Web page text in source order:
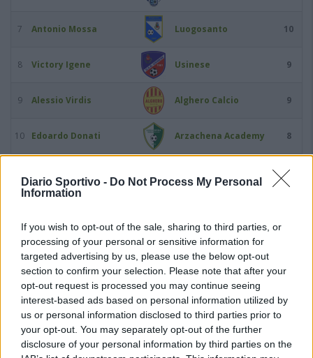
Diario Sportivo - Do Not Process My Personal
Information
If you wish to opt-out of the sale, sharing to third parties, or
processing of your personal or sensitive information for
targeted advertising by us, please use the below opt-out
section to confirm your selection. Please note that after your
opt-out request is processed you may continue seeing
interest-based ads based on personal information utilized by
us or personal information disclosed to third parties prior to
your opt-out. You may separately opt-out of the further
disclosure of your personal information by third parties on the
7 Antonio Mossa Luogosanto 10
8 Victory Igene Usinese 9
9 Alessio Virdis Alghero Calcio 9
10 Edoardo Donati Arzachena Academy 8
7
13 Gonzalo Gabriel Ferro Ozierese 1926
14 Predrag Radovanovic Coghinas Calcio
15 Claudio Fadda Bosa
16 Nino Marras Alghero Calcio 6